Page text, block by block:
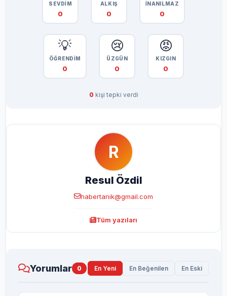
SEVDİM
0
ALKIŞ
0
İNANILMAZ
0
💡
ÖĞRENDİM
0
😢
ÜZGÜN
0
😡
KIZGIN
0
0 kişi tepki verdi
R
Resul Özdil
habertanik@gmail.com
Tüm yazıları
Yorumlar 0 En Yeni En Beğenilen En Eski